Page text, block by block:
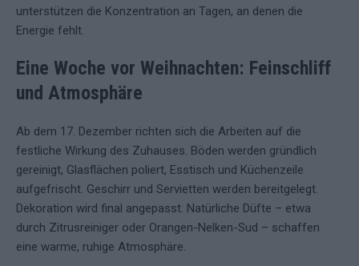
unterstützen die Konzentration an Tagen, an denen die
Energie fehlt.
Eine Woche vor Weihnachten: Feinschliff
und Atmosphäre
Ab dem 17. Dezember richten sich die Arbeiten auf die
festliche Wirkung des Zuhauses. Böden werden gründlich
gereinigt, Glasflächen poliert, Esstisch und Küchenzeile
aufgefrischt. Geschirr und Servietten werden bereitgelegt.
Dekoration wird final angepasst. Natürliche Düfte – etwa
durch Zitrusreiniger oder Orangen-Nelken-Sud – schaffen
eine warme, ruhige Atmosphäre.